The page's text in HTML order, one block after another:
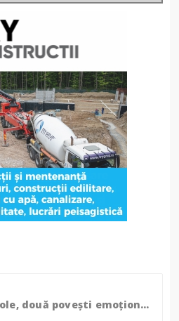
Două spectacole, două povești emoționante, în acest weekend la Teatrul „Mihai Eminescu” Botoșani!